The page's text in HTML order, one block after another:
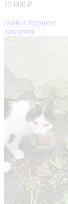
15 000 ₽
Элина Нуриева
Заводчик